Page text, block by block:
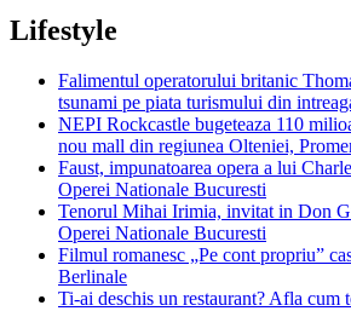
Lifestyle
Falimentul operatorului britanic
tsunami pe piata turismului din
NEPI Rockcastle bugeteaza 110
nou mall din regiunea Olteniei,
Faust, impunatoarea opera a lui
Operei Nationale Bucuresti
Tenorul Mihai Irimia, invitat in Don
Operei Nationale Bucuresti
Filmul romanesc „Pe cont propriu”
Berlinale
Ti-ai deschis un restaurant? Afla cum